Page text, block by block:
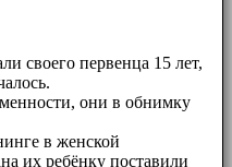
своего первенца 15 лет,
они в обнимку
в женской
их ребёнку поставили